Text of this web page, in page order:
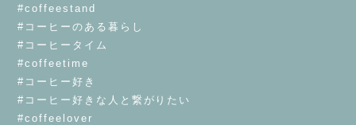
#coffeestand
#コーヒーのある暮らし
#コーヒータイム
#coffeetime
#コーヒー好き
#コーヒー好きな人と繋がりたい
#coffeelover